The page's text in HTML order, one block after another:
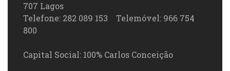
707 Lagos
Telefone: 282 089 153 Telemóvel: 966 754
800
Capital Social: 100% Carlos Conceição